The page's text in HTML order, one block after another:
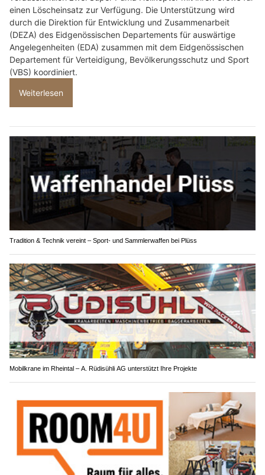
einen Löscheinsatz zur Verfügung. Die Unterstützung wird
durch die Direktion für Entwicklung und Zusammenarbeit
(DEZA) des Eidgenössischen Departements für auswärtige
Angelegenheiten (EDA) zusammen mit dem Eidgenössischen
Departement für Verteidigung, Bevölkerungsschutz und Sport
(VBS) koordiniert.
Weiterlesen
Tradition & Technik vereint – Sport- und Sammlerwaffen bei Plüss
Mobilkrane im Rheintal – A. Rüdisühli AG unterstützt Ihre Projekte